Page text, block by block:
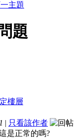
題
| 只看該作者
是正常的嗎?